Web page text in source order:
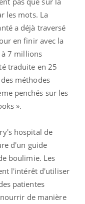
les mots. La
a déjà traversé
en finir avec la
à 7 millions
traduite en 25
méthodes
penchés sur les
».
hospital de
d'un guide
boulimie. Les
l'intérêt d'utiliser
patientes
nourrir de manière